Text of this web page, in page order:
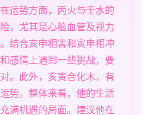
运势方面，丙火与壬水的
，尤其是心脑血管及视力
结合亥申相害和寅申相冲
感情上遇到一些挑战，要
。此外，亥寅合化木，有
势。整体来看，他的生活
满机遇的局面。建议他在